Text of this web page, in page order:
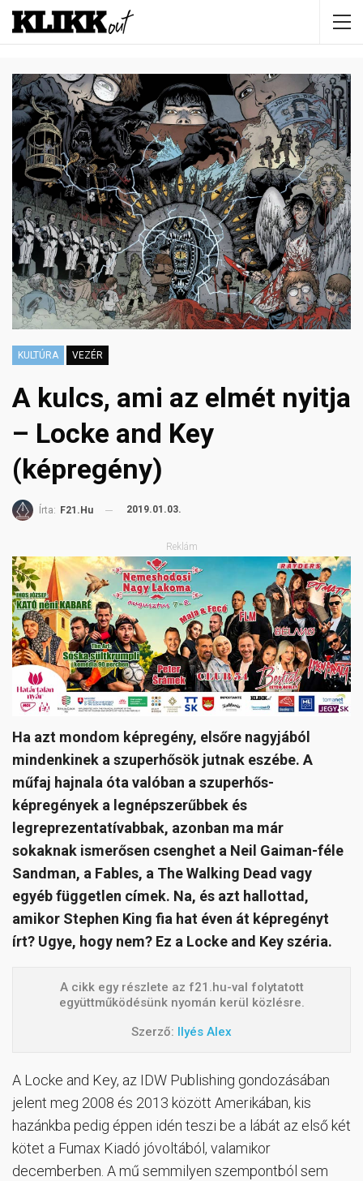
KULTÚRA VEZÉR
A kulcs, ami az elmét nyitja
– Locke and Key
(képregény)
Írta: F21.hu 2019.01.03.
Reklám
Ha azt mondom képregény, elsőre nagyjából
mindenkinek a szuperhősök jutnak eszébe. A
műfaj hajnala óta valóban a szuperhős-
képregények a legnépszerűbbek és
legreprezentatívabbak, azonban ma már
sokaknak ismerősen csenghet a Neil Gaiman-féle
Sandman, a Fables, a The Walking Dead vagy
egyéb független címek. Na, és azt hallottad,
amikor Stephen King fia hat éven át képregényt
írt? Ugye, hogy nem? Ez a Locke and Key széria.
A cikk egy részlete az f21.hu-val folytatott
együttműködésünk nyomán kerül közlésre.
Szerző: Ilyés Alex
A Locke and Key, az IDW Publishing gondozásában
jelent meg 2008 és 2013 között Amerikában, kis
hazánkba pedig éppen idén teszi be a lábát az első két
kötet a Fumax Kiadó jóvoltából, valamikor
decemberben. A mű semmilyen szempontból sem